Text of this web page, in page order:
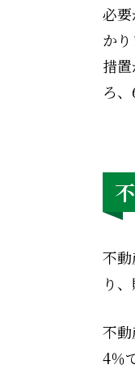
必
か
措
ろ
不
り
不
4％